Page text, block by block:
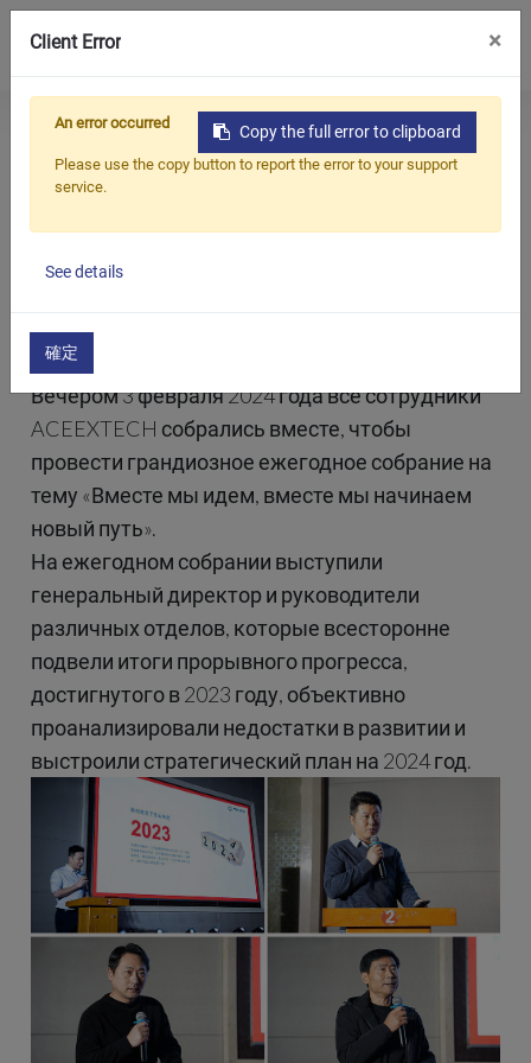
Приложения
О предприятии
Связаться с нами
简体中文 English (US)
русский язык Español
Home
All
Новости
Новогодняя церемония ACEEXTECH 2024: вместе мы идем, вместе мы начинаем новое путешествие
Новогодняя церемония ACEEXTECH
начинаем новое путешествие
Вечером 3 февраля 2024 года все сотрудники
ACEEXTECH собрались вместе, чтобы
провести грандиозное ежегодное собрание на
тему «Вместе мы идем, вместе мы начинаем
новый путь».
На ежегодном собрании выступили
генеральный директор и руководители
различных отделов, которые всесторонне
подвели итоги прорывного прогресса,
достигнутого в 2023 году, объективно
проанализировали недостатки в развитии и
выстроили стратегический план на 2024 год.
Client Error ×
Copy the full error to clipboard
An error occurred
Please use the copy button to report the error to your support
service.
See details
確定